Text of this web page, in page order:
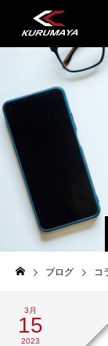
ブログ コ
3月
15
2023